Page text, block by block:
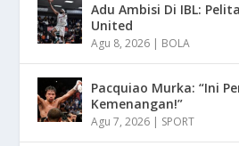
Adu Ambisi Di IBL:
United
Agu 8, 2026 | BOLA
Pacquiao Murka: “Ini
Kemenangan!”
Agu 7, 2026 | SPORT